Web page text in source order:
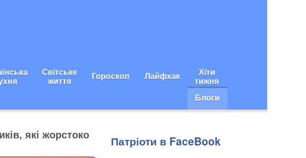
Світське
життя Гороскоп Лайфхак Хіти
тижня
Блоги
які жорстоко
Патріоти в FaceBook